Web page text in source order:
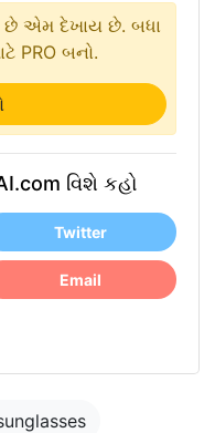
છે એમ દેખાય છે. બધા
PRO બનો.
વિશે કહો
Twitter
Email